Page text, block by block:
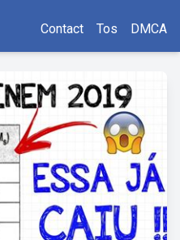
Contact Tos DMCA